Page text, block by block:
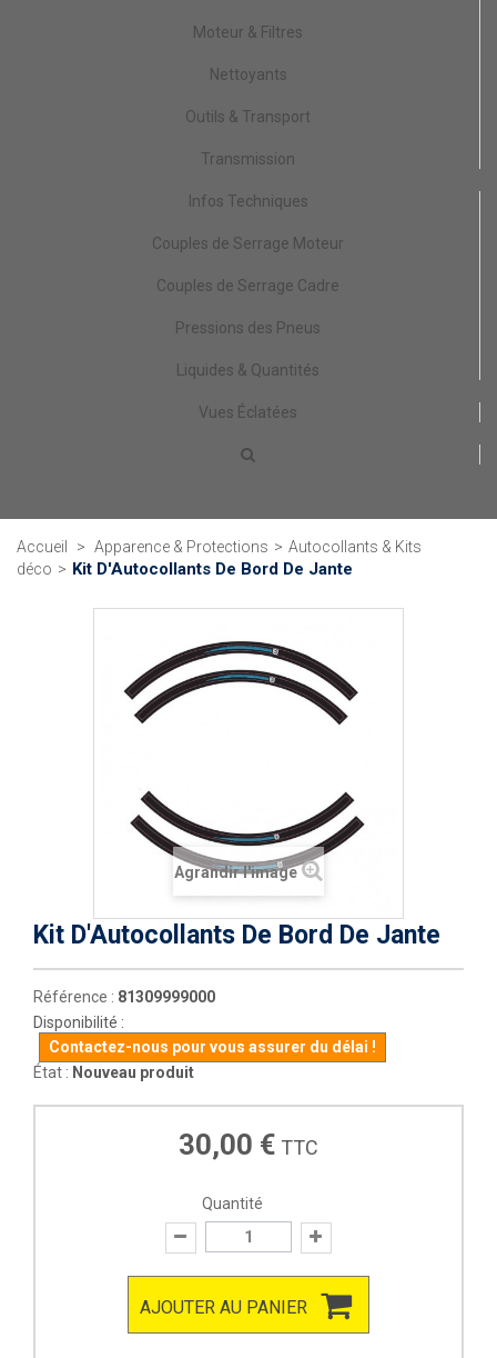
Moteur & Filtres
Nettoyants
Outils & Transport
Transmission
Infos Techniques
Couples de Serrage Moteur
Couples de Serrage Cadre
Pressions des Pneus
Liquides & Quantités
Vues Éclatées
Accueil > Apparence & Protections > Autocollants & Kits
déco > Kit D'Autocollants De Bord De Jante
Agrandir l'image
Kit D'Autocollants De Bord De Jante
Référence : 81309999000
Disponibilité :
Contactez-nous pour vous assurer du délai !
État : Nouveau produit
30,00 € TTC
Quantité
AJOUTER AU PANIER